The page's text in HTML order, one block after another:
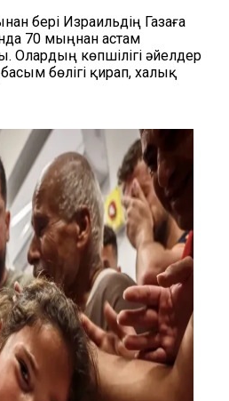
бері Израильдің Газаға
70 мыңнан астам
Олардың көпшілігі әйелдер
бөлігі қирап, халық